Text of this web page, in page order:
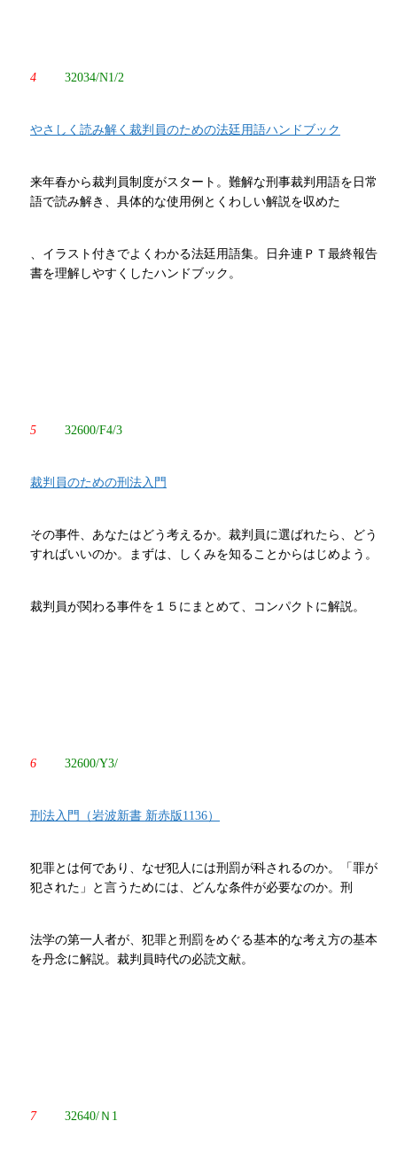
4 32034/N1/2
やさしく読み解く裁判員のための法廷用語ハンドブック
来年春から裁判員制度がスタート。難解な刑事裁判用語を日常
語で読み解き、具体的な使用例とくわしい解説を収めた
、イラスト付きでよくわかる法廷用語集。日弁連ＰＴ最終報告
書を理解しやすくしたハンドブック。
5 32600/F4/3
裁判員のための刑法入門
その事件、あなたはどう考えるか。裁判員に選ばれたら、どう
すればいいのか。まずは、しくみを知ることからはじめよう。
裁判員が関わる事件を１５にまとめて、コンパクトに解説。
6 32600/Y3/
刑法入門（岩波新書 新赤版1136）
犯罪とは何であり、なぜ犯人には刑罰が科されるのか。「罪が
犯された」と言うためには、どんな条件が必要なのか。刑
法学の第一人者が、犯罪と刑罰をめぐる基本的な考え方の基本
を丹念に解説。裁判員時代の必読文献。
7 32640/Ｎ1